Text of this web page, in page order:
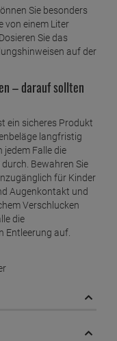
Sie besonders
von einem Liter
Sie das
auf der
– darauf sollten
ein sicheres Produkt
langfristig
jedem Falle die
Bewahren Sie
für Kinder
Augenkontakt und
Verschlucken
die
Entleerung auf.